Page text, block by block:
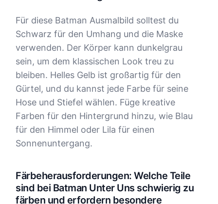
Für diese Batman Ausmalbild solltest du
Schwarz für den Umhang und die Maske
verwenden. Der Körper kann dunkelgrau
sein, um dem klassischen Look treu zu
bleiben. Helles Gelb ist großartig für den
Gürtel, und du kannst jede Farbe für seine
Hose und Stiefel wählen. Füge kreative
Farben für den Hintergrund hinzu, wie Blau
für den Himmel oder Lila für einen
Sonnenuntergang.
Färbeherausforderungen: Welche Teile
sind bei Batman Unter Uns schwierig zu
färben und erfordern besondere